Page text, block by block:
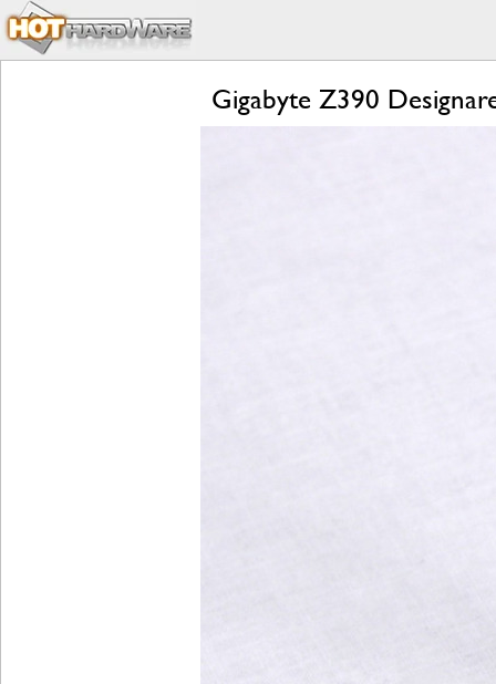
Gigabyte Z390